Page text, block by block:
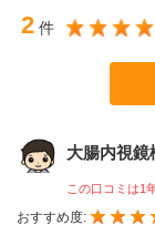
2 件
大腸内視鏡
この口コミは1
おすすめ度: